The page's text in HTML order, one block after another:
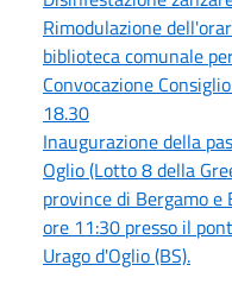
Rimodulazione
biblioteca comunale
Convocazione
18.30
Inaugurazione della
Oglio (Lotto 8 della
province di Bergamo
ore 11:30 presso il
Urago d'Oglio (BS).